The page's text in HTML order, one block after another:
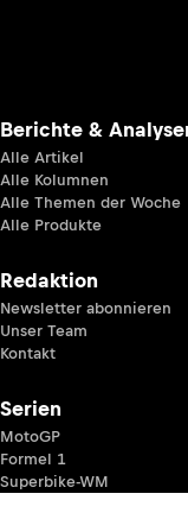
Berichte &
Alle Artikel
Alle Kolumnen
Alle Themen der Woche
Alle Produkte
Redaktion
Newsletter abonnieren
Unser Team
Kontakt
Serien
MotoGP
Formel 1
Superbike-WM